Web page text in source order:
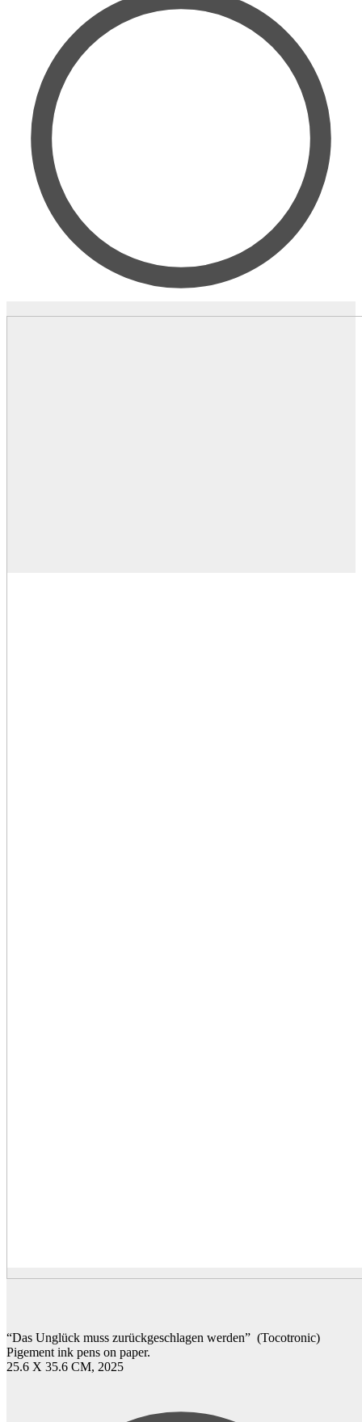
“Das Unglück muss zurückgeschlagen werden” (Tocotronic)
Pigement ink pens on paper.
25.6 X 35.6 CM, 2025